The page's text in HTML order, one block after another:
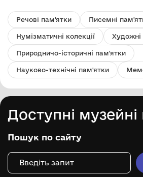
Речові пам'ятки Писемні
Нумізматичні колекції Художні
Природничо-історичні пам'ятки
Науково-технічні пам'ятки
Доступні музейні
Пошук по сайту